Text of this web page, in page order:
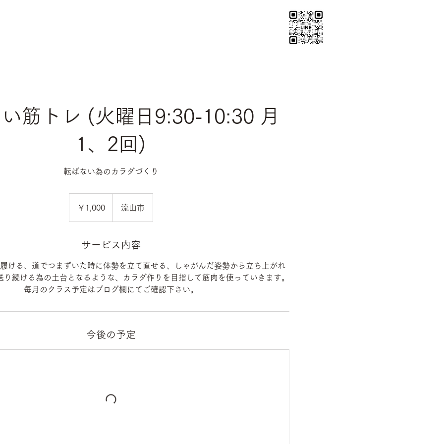
santosha0116@gmail.com
筋トレ (火曜日9:30-10:30 月
1、2回)
転ばない為のカラダづくり
￥1,000 流山市
サービス内容
ける、道でつまずいた時に体勢を立て直せる、しゃがんだ姿勢から立ち上がれ
り続ける為の土台となるような、カラダ作りを目指して筋肉を使っていきます。
毎月のクラス予定はブログ欄にてご確認下さい。
今後の予定